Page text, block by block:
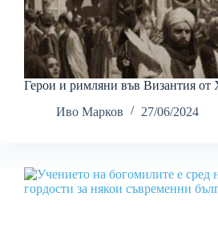
Герои и римляни във Византия от
Иво Марков
27/06/2024